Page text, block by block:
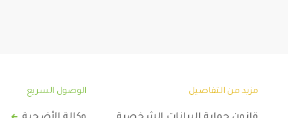
مزيد من التفاصيل الوصول السريع